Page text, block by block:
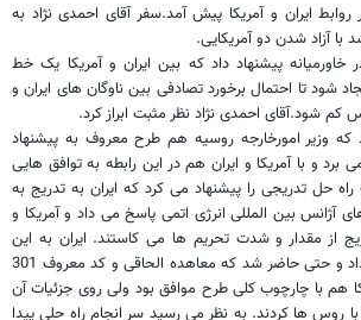
ایران و آمریکا پیش آمد.سفر آقای احمدی نژاد به
با آزاد شدن دو آمریکایی.
خاورمیانه پیشنهاد داد که بین ایران و آمریکا یک خط
شود تا احتمال برخورد تصادفی بین ناوگان های ایران و
کم شود.آقای احمدی نژاد نظر مثبت ابراز کرد.
که وزیر امورخارجه روسیه هم طرح معروف به پیشنهاد
برد و با آمریکا و ایران هم در این رابطه به توافق هایی
حل تدریجی را پیشنهاد می کرد که ایران به تدریج به
آژانس بین المللی انرژی اتمی پاسخ می داد و آمریکا و
از مقدار و شدت تحریم ها می کاستند. ایران به این
طرح پاسخ مثبت داد و حتی حاضر شد که معاهده الحاقی و کد معروف 301
هم با چارچوب کلی طرح موافق بود ولی روی جزئیات آن
روس ها کردند. به نظر می رسید سر انجام راه حلی پیدا